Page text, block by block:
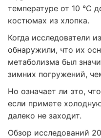
температуре от 10 °C
костюмах из хлопка.
Когда исследователи
обнаружили, что их
метаболизма был
зимних погружений,
Но означает ли это,
если примете
далеко не заходит.
Обзор исследований